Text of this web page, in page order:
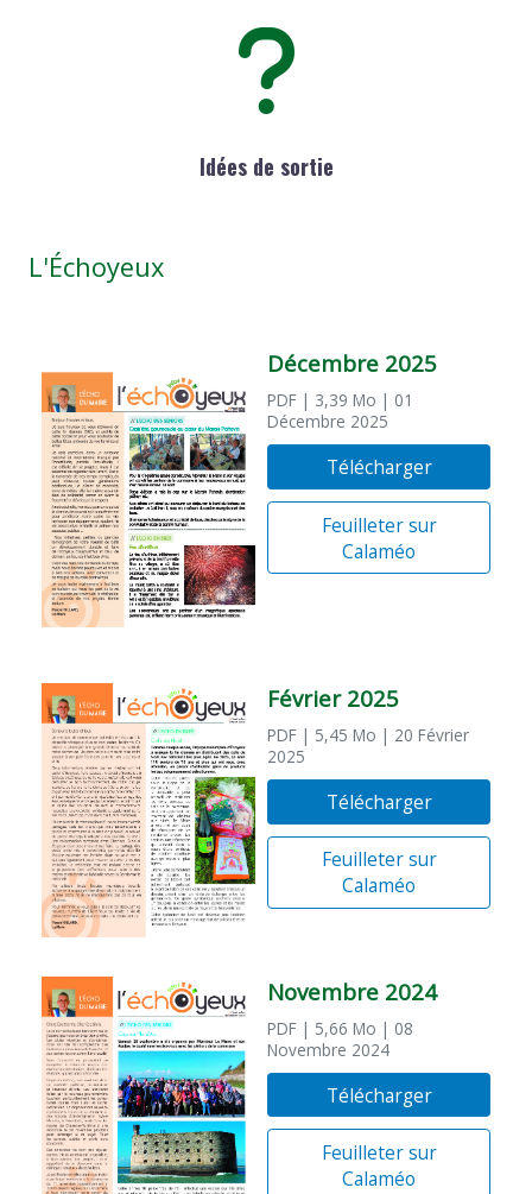
Idées de sortie
L'Échoyeux
Décembre 2025
PDF | 3,39 Mo | 01
Décembre 2025
Télécharger
Feuilleter sur
Calaméo
Février 2025
PDF | 5,45 Mo | 20 Février
2025
Télécharger
Feuilleter sur
Calaméo
Novembre 2024
PDF | 5,66 Mo | 08
Novembre 2024
Télécharger
Feuilleter sur
Calaméo